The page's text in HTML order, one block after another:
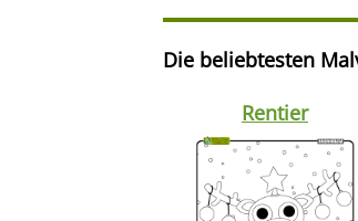
Die beliebtesten
Rentier